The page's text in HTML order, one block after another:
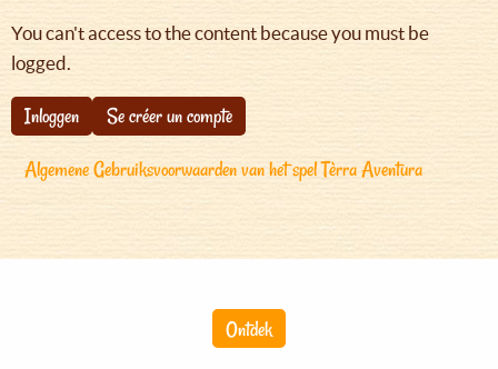
You can't access to the content because you must be
logged.
Inloggen
Se créer un compte
Algemene Gebruiksvoorwaarden van het spel Tèrra Aventura
Ontdek